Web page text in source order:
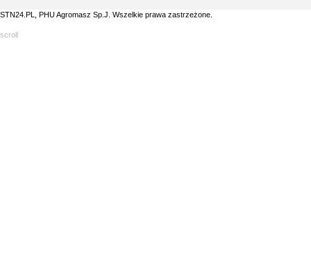
STN24.PL, PHU Agromasz Sp.J. Wszelkie prawa zastrzeżone.
scroll